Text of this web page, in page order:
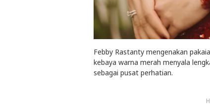
Febby Rastanty mengenakan
kebaya warna merah menyala
sebagai pusat perhatian.